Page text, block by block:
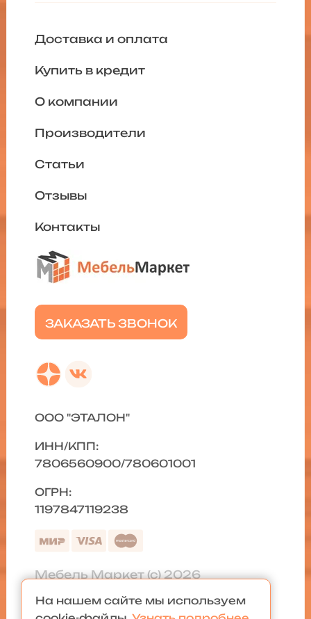
ЗАКАЗАТЬ ЗВОНОК
Доставка и оплата
Купить в кредит
О компании
Производители
Статьи
Отзывы
Контакты
ООО "ЭТАЛОН"
ИНН/КПП:
7806560900/780601001
ОГРН:
1197847119238
Мебель Маркет (с) 2026
Политика конфиденциальности
На нашем сайте мы используем